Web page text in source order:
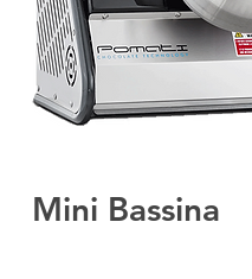
Mini Bassina